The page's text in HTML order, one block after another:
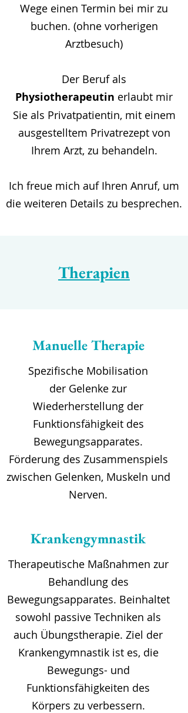
Wege einen Termin bei mir zu
buchen. (ohne vorherigen
Arztbesuch)
Der Beruf als
Physiotherapeutin erlaubt mir
Sie als Privatpatientin, mit einem
ausgestelltem Privatrezept von
Ihrem Arzt, zu behandeln.
Ich freue mich auf Ihren Anruf, um
die weiteren Details zu besprechen.
Therapien
Manuelle Therapie
Spezifische Mobilisation
der Gelenke zur
Wiederherstellung der
Funktionsfähigkeit des
Bewegungsapparates.
Förderung des Zusammenspiels
zwischen Gelenken, Muskeln und
Nerven.
Krankengymnastik
Therapeutische Maßnahmen zur
Behandlung des
Bewegungsapparates. Beinhaltet
sowohl passive Techniken als
auch Übungstherapie. Ziel der
Krankengymnastik ist es, die
Bewegungs- und
Funktionsfähigkeiten des
Körpers zu verbessern.